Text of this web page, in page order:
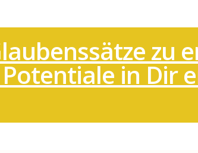
zu
in Dir